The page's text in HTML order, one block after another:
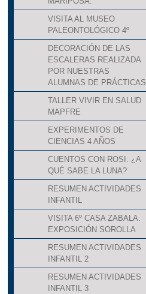
VISITA AL MUSEO
PALEONTOLÓGICO 4º
DECORACIÓN DE LAS
ESCALERAS REALIZADA
POR NUESTRAS
ALUMNAS DE PRÁCTICAS
TALLER VIVIR EN SALUD
MAPFRE
EXPERIMENTOS DE
CIENCIAS 4 AÑOS
CUENTOS CON ROSI. ¿A
QUÉ SABE LA LUNA?
RESUMEN ACTIVIDADES
INFANTIL
VISITA 6º CASA ZABALA.
EXPOSICIÓN SOROLLA
RESUMEN ACTIVIDADES
INFANTIL 2
RESUMEN ACTIVIDADES
INFANTIL 3